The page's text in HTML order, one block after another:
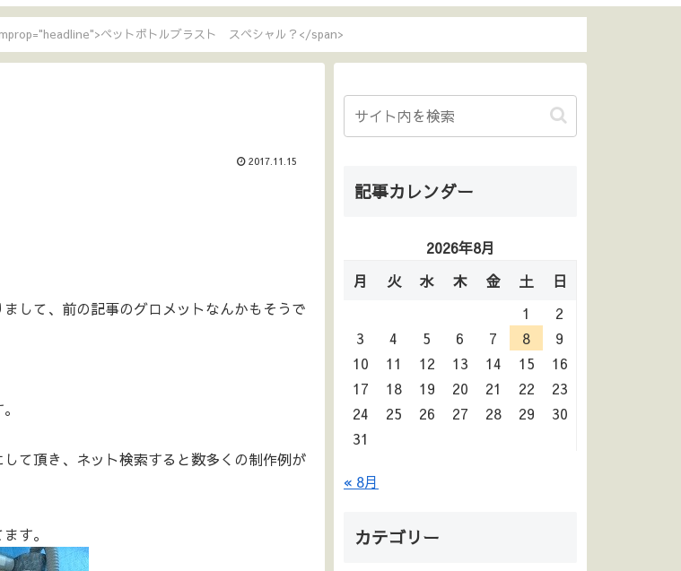
ペットボトルブラスト スペシャル？</span>
2017.11.15
して、前の記事のグロメットなんかもそうで
て頂き、ネット検索すると数多くの制作例が
す。
記事カレンダー
2026年8月
月
火 水 木 金 土
日
1
2
3
4 5 6 7 8
9
10
11 12 13 14 15
16
17
18 19 20 21 22
23
24
25 26 27 28 29
30
31
« 8月
カテゴリー